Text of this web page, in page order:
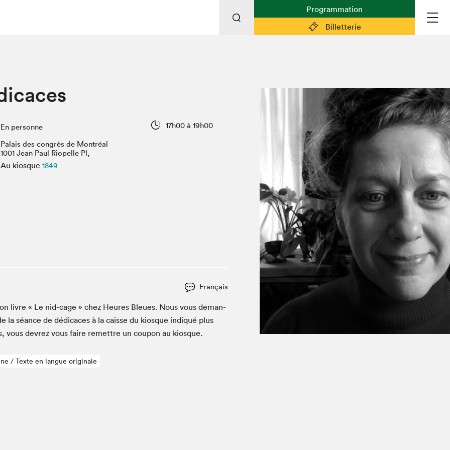
Billetterie
Programmation
Salon
Traiteur
des
harcèlement
Vitrine du Festival littéraire international Metropolis
bleu
La lecture en cadeau
SLM PRO
Planifier sa visite (prix d'entrée,
horaire, info pratiques)
Billetterie: achetez vos billets!
FAQ visiteur·euse·s
Espace professionnel·le·s
Espace enseignant·e·s
Espace médias
Devenir bénévole
Espace exposant·e·s
Le Salon dans la ville, espace
organisateur⋅rice
> SLM Pro
En personne
17h00 à 19h00
Palais des congrès de Montréal
1001 Jean Paul Riopelle Pl,
Au kiosque 1849
Français
livre « Le nid-cage » chez Heures Bleues. Nous vous deman­
la séance de dédi­caces à la caisse du kiosque indiqué plus
vous devrez vous faire remet­tre un coupon au kiosque.
/ Texte en langue originale